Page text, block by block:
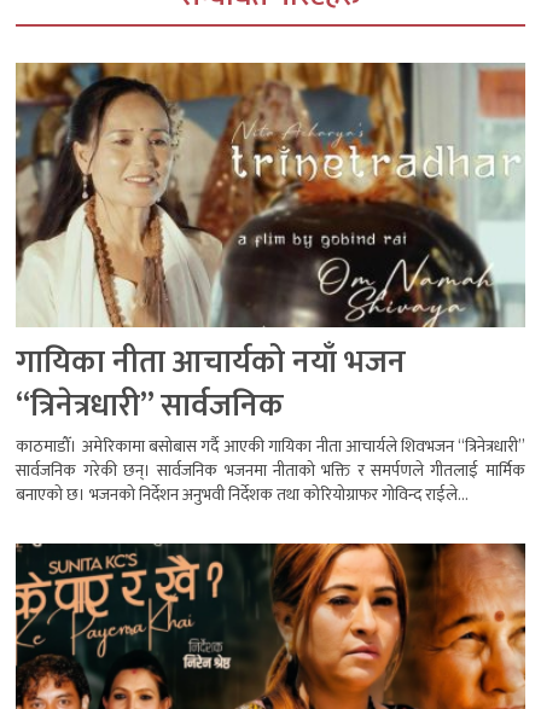
गायिका नीता आचार्यको नयाँ भजन
“त्रिनेत्रधारी” सार्वजनिक
काठमाडौँ। अमेरिकामा बसोबास गर्दै आएकी गायिका नीता आचार्यले शिवभजन “त्रिनेत्रधारी”
सार्वजनिक गरेकी छन्। सार्वजनिक भजनमा नीताको भक्ति र समर्पणले गीतलाई मार्मिक
बनाएको छ। भजनको निर्देशन अनुभवी निर्देशक तथा कोरियोग्राफर गोविन्द राईले...